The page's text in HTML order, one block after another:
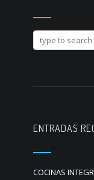
ENTRADAS
COCINAS